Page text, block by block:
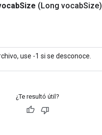
Size (Long vocabSize)
use -1 si se desconoce.
¿Te resultó útil?